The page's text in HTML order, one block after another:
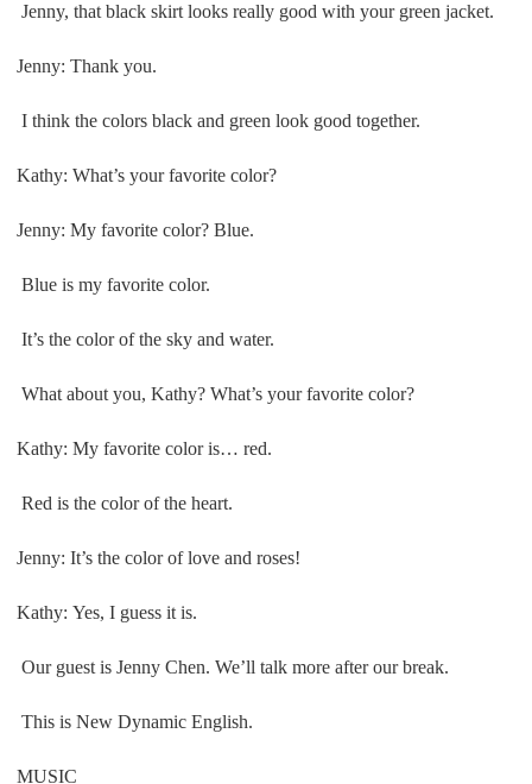
Jenny, that black skirt looks really good with your green jacket.
Jenny: Thank you.
I think the colors black and green look good together.
Kathy: What’s your favorite color?
Jenny: My favorite color? Blue.
Blue is my favorite color.
It’s the color of the sky and water.
What about you, Kathy? What’s your favorite color?
Kathy: My favorite color is… red.
Red is the color of the heart.
Jenny: It’s the color of love and roses!
Kathy: Yes, I guess it is.
Our guest is Jenny Chen. We’ll talk more after our break.
This is New Dynamic English.
MUSIC